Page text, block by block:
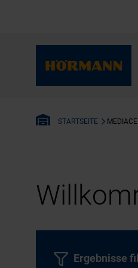
STARTSEITE
Ergebnisse